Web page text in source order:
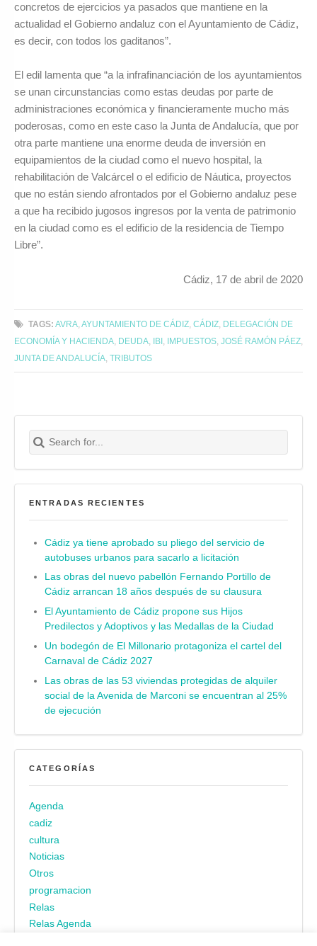
concretos de ejercicios ya pasados que mantiene en la
actualidad el Gobierno andaluz con el Ayuntamiento de Cádiz,
es decir, con todos los gaditanos”.
El edil lamenta que “a la infrafinanciación de los ayuntamientos
se unan circunstancias como estas deudas por parte de
administraciones económica y financieramente mucho más
poderosas, como en este caso la Junta de Andalucía, que por
otra parte mantiene una enorme deuda de inversión en
equipamientos de la ciudad como el nuevo hospital, la
rehabilitación de Valcárcel o el edificio de Náutica, proyectos
que no están siendo afrontados por el Gobierno andaluz pese
a que ha recibido jugosos ingresos por la venta de patrimonio
en la ciudad como es el edificio de la residencia de Tiempo
Libre”.
Cádiz, 17 de abril de 2020
TAGS: AVRA ,AYUNTAMIENTO DE CÁDIZ ,CÁDIZ DELEGACIÓN DE
ECONOMÍA Y HACIENDA DEUDA IBI IMPUESTOS JOSÉ RAMÓN PÁEZ
JUNTA DE ANDALUCÍA TRIBUTOS
Search for:
Buscar
ENTRADAS RECIENTES
Cádiz ya tiene aprobado su pliego del servicio de
autobuses urbanos para sacarlo a licitación
Las obras del nuevo pabellón Fernando Portillo de
Cádiz arrancan 18 años después de su clausura
El Ayuntamiento de Cádiz propone sus Hijos
Predilectos y Adoptivos y las Medallas de la Ciudad
Un bodegón de El Millonario protagoniza el cartel del
Carnaval de Cádiz 2027
Las obras de las 53 viviendas protegidas de alquiler
social de la Avenida de Marconi se encuentran al 25%
de ejecución
CATEGORÍAS
Agenda
cadiz
cultura
Noticias
Otros
programacion
Relas
Relas Agenda